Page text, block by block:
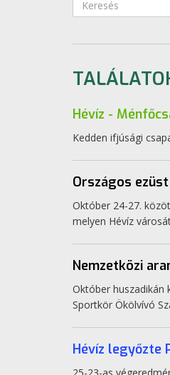
Hévíz -
Kedden ifjúsági
Országos
Október 24-27.
melyen Hévíz
Nemzetközi
Október huszadikán
Sportkör Ökölvívó
Hévíz legyőzte